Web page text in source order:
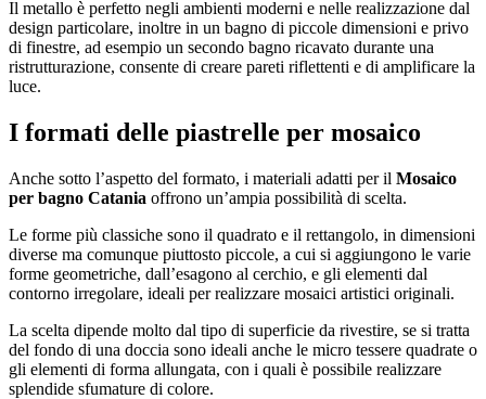
Il metallo è perfetto negli ambienti moderni e nelle realizzazione dal
design particolare, inoltre in un bagno di piccole dimensioni e privo
di finestre, ad esempio un secondo bagno ricavato durante una
ristrutturazione, consente di creare pareti riflettenti e di amplificare la
luce.
I formati delle piastrelle per mosaico
Anche sotto l’aspetto del formato, i materiali adatti per il Mosaico
per bagno Catania offrono un’ampia possibilità di scelta.
Le forme più classiche sono il quadrato e il rettangolo, in dimensioni
diverse ma comunque piuttosto piccole, a cui si aggiungono le varie
forme geometriche, dall’esagono al cerchio, e gli elementi dal
contorno irregolare, ideali per realizzare mosaici artistici originali.
La scelta dipende molto dal tipo di superficie da rivestire, se si tratta
del fondo di una doccia sono ideali anche le micro tessere quadrate o
gli elementi di forma allungata, con i quali è possibile realizzare
splendide sfumature di colore.